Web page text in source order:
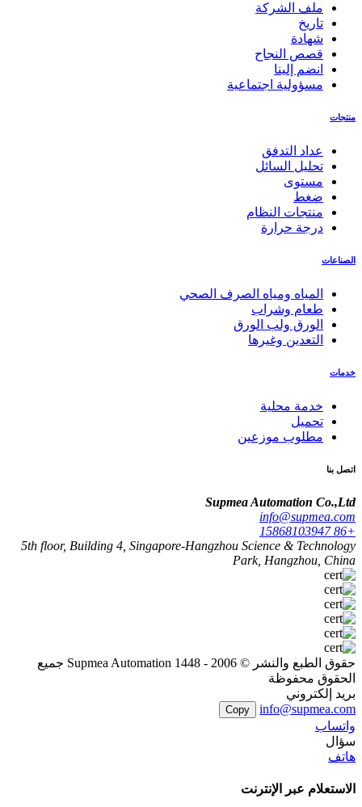
ملف الشركة
تاريخ
شهادة
قصص النجاح
انضم إلينا
مسؤولية اجتماعية
منتجات
عداد التدفق
تحليل السائل
مستوى
ضغط
منتجات النظام
درجة حرارة
الصناعات
المياه ومياه الصرف الصحي
طعام وشراب
الورق ولب الورق
التعدين وغيرها
خدمات
خدمة محلية
تحميل
مطلوب موزعين
اتصل بنا
Supmea Automation Co.,Ltd
info@supmea.com
+86 15868103947
5th floor, Building 4, Singapore-Hangzhou Science & Technology
Park, Hangzhou, China
حقوق الطبع والنشر © 2006 - 1448 Supmea Automation جميع
الحقوق محفوظة
بريد إلكتروني
info@supmea.com
Copy
واتساب
سؤال
هاتف
الاستعلام عبر الإنترنت